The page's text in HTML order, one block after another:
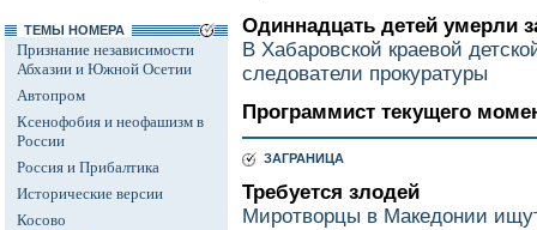
ТЕМЫ НОМЕРА
Признание независимости
Абхазии и Южной Осетии
Автопром
Ксенофобия и неофашизм в
России
Россия и Прибалтика
Исторические версии
Косово
Одиннадцать детей умерли
В Хабаровской краевой
следователи прокуратуры
Программист текущего
ЗАГРАНИЦА
Требуется злодей
Миротворцы в Македонии